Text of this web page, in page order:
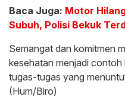
Baca Juga: Motor
Subuh, Polisi Bekuk
Semangat dan komitmen
kesehatan menjadi contoh
tugas-tugas yang
(Hum/Biro)